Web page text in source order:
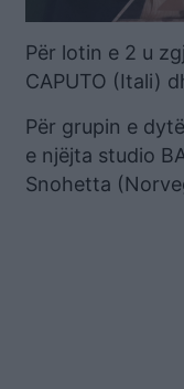
Për lotin e 2 u
CAPUTO (Itali)
Për grupin e
e njëjta studio
Snohetta